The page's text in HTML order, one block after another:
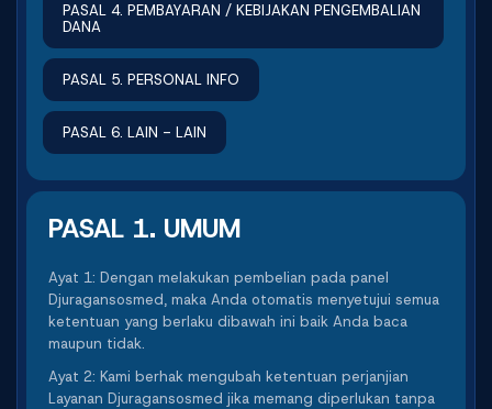
PASAL 4. PEMBAYARAN / KEBIJAKAN PENGEMBALIAN
DANA
PASAL 5. PERSONAL INFO
PASAL 6. LAIN - LAIN
PASAL 1. UMUM
Ayat 1: Dengan melakukan pembelian pada panel
Djuragansosmed, maka Anda otomatis menyetujui semua
ketentuan yang berlaku dibawah ini baik Anda baca
maupun tidak.
Ayat 2: Kami berhak mengubah ketentuan perjanjian
Layanan Djuragansosmed jika memang diperlukan tanpa